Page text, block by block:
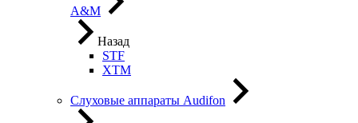
A&M
Назад
STF
XTM
Слуховые аппараты Audifon